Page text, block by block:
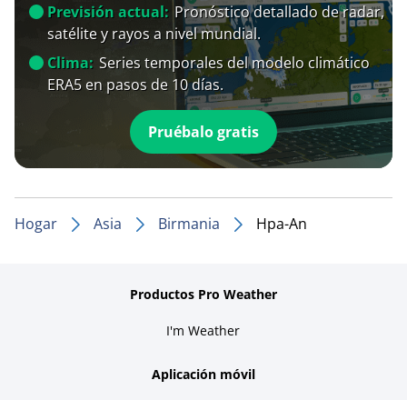
Previsión actual: Pronóstico detallado de radar,
satélite y rayos a nivel mundial.
Clima: Series temporales del modelo climático
ERA5 en pasos de 10 días.
Pruébalo gratis
Hogar Asia Birmania Hpa-An
Productos Pro Weather
I'm Weather
Aplicación móvil